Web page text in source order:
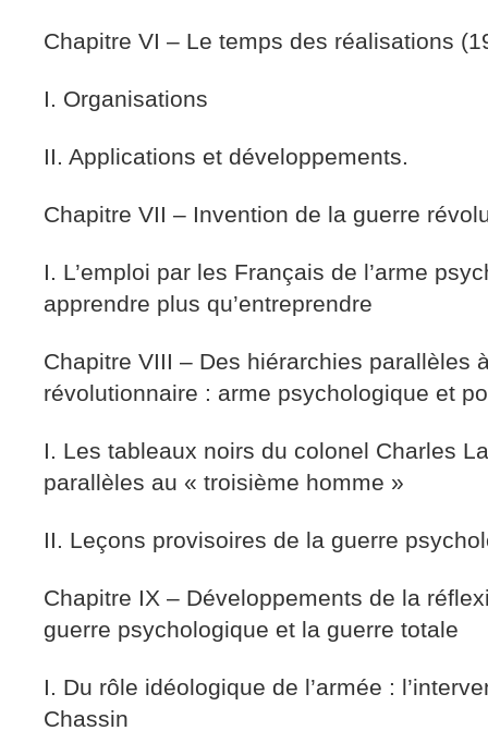
Chapitre VI – Le temps des réalisations
I. Organisations
II. Applications et développements.
Chapitre VII – Invention de la guerre
I. L’emploi par les Français de l’arme
apprendre plus qu’entreprendre
Chapitre VIII – Des hiérarchies parallèles
révolutionnaire : arme psychologique et
I. Les tableaux noirs du colonel Charles
parallèles au « troisième homme »
II. Leçons provisoires de la guerre
Chapitre IX – Développements de la
guerre psychologique et la guerre totale
I. Du rôle idéologique de l’armée :
Chassin